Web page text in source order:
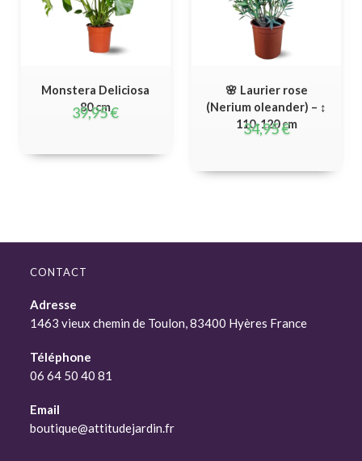
Monstera Deliciosa
80 cm
39,95€
🌸 Laurier rose
(Nerium oleander) – ↕
110-120 cm
34,95€
CONTACT
Adresse
1463 vieux chemin de Toulon, 83400 Hyères France
Téléphone
06 64 50 40 81
Email
boutique@attitudejardin.fr